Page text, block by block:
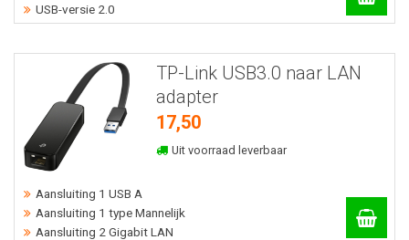
USB-versie 2.0
TP-Link USB3.0 naar LAN
adapter
17,50
Uit voorraad leverbaar
Aansluiting 1 USB A
Aansluiting 1 type Mannelijk
Aansluiting 2 Gigabit LAN